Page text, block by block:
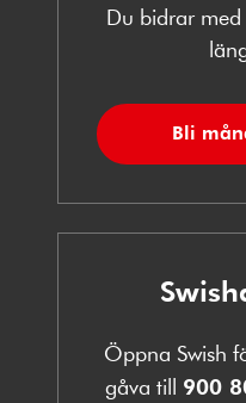
Du bidrar
Bli
Öppna Swish
gåva till 900